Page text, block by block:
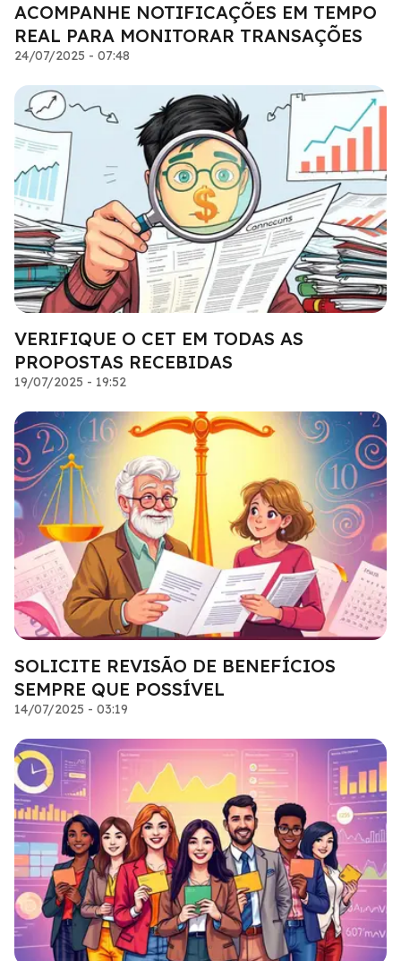
ACOMPANHE NOTIFICAÇÕES EM TEMPO
REAL PARA MONITORAR TRANSAÇÕES
24/07/2025 - 07:48
VERIFIQUE O CET EM TODAS AS
PROPOSTAS RECEBIDAS
19/07/2025 - 19:52
SOLICITE REVISÃO DE BENEFÍCIOS
SEMPRE QUE POSSÍVEL
14/07/2025 - 03:19